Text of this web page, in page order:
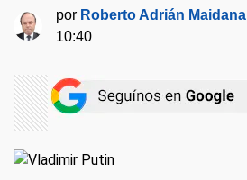
por Roberto Adrián Maidana
10:40